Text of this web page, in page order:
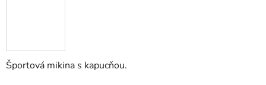
Športová mikina s kapucňou.